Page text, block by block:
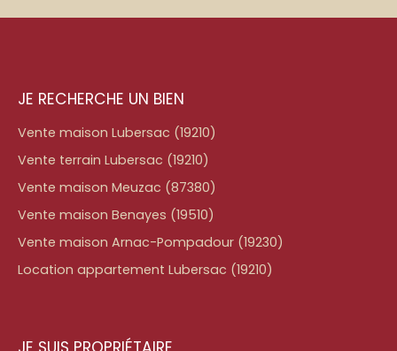
JE RECHERCHE UN BIEN
Vente maison Lubersac (19210)
Vente terrain Lubersac (19210)
Vente maison Meuzac (87380)
Vente maison Benayes (19510)
Vente maison Arnac-Pompadour (19230)
Location appartement Lubersac (19210)